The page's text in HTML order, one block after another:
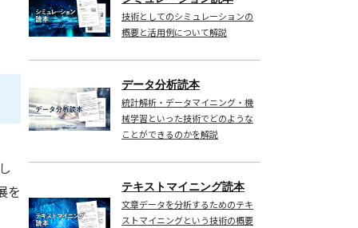
を
技術としてのシミュレーションの
概要と活用例について解説
データ分析読本
統計解析・データマイニング・機
械学習といった技術でどのような
ことができるのかを解説
テキストマイニング読本
文章データを分析するためのテキ
ストマイニングという技術の概要